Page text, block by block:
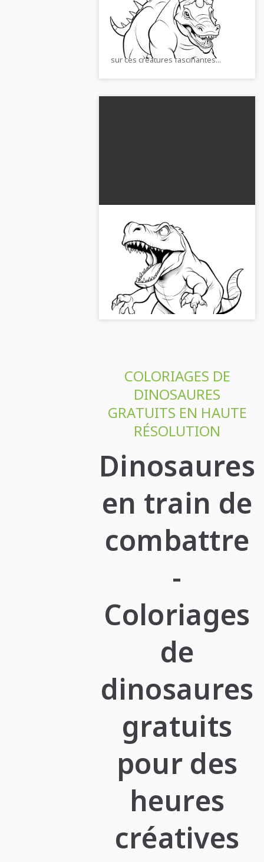
Plonge dans le monde des
dinosaures ! Télécharge
gratuitement cette image à colorier
détaillée et découvre-en davantage
sur ces créatures fascinantes...
Dinosaure en colère :
téléchargez gratuitement le
coloriage
Laissez les dinosaures prendre vie
avec notre image à colorier gratuite !
Aucune inscription requise.
Téléchargez maintenant !...
COLORIAGES DE
DINOSAURES
GRATUITS EN HAUTE
RÉSOLUTION
Dinosaures
en train de
combattre
-
Coloriages
de
dinosaures
gratuits
pour des
heures
créatives